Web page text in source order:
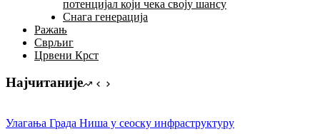
потенцијал који чека своју шансу
Снага генерација
Ражањ
Сврљиг
Црвени Крст
Најчитаније
Улагања Града Ниша у сеоску инфраструктуру